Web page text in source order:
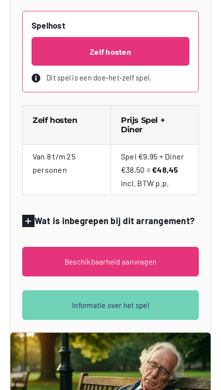
Spelhost
Zelf hosten
Dit spel is een doe-het-zelf spel.
Zelf hosten
Prijs Spel +
Diner
Van 8 t/m 25
personen
Spel €9,95 + Diner
€38,50 =€48,45
incl. BTW p.p.
Wat is inbegrepen bij dit arrangement?
Beschikbaarheid aanvragen
Informatie over het spel